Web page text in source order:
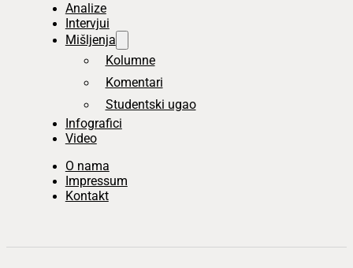
Analize
Intervjui
Mišljenja
Kolumne
Komentari
Studentski ugao
Infografici
Video
O nama
Impressum
Kontakt